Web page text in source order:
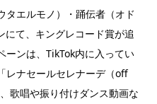
タエルモノ）・踊伝者（オド
にて、キングレコード賞が追
ーンは、TikTok内に入ってい
レナセールセレナーデ（off
歌唱や振り付けダンス動画な